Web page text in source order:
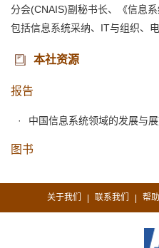
分会(CNAIS)副秘书长、《信息
包括信息系统采纳、IT与组织、
本社资源
报告
中国信息系统领域的发展与
图书
关于我们 | 联系我们 | 帮